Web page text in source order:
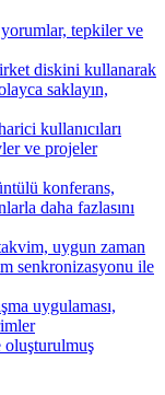
yorumlar, tepkiler ve
diskini kullanarak
saklayın,
kullanıcıları
ve projeler
konferans,
daha fazlasını
uygun zaman
senkronizasyonu ile
uygulaması,
oluşturulmuş